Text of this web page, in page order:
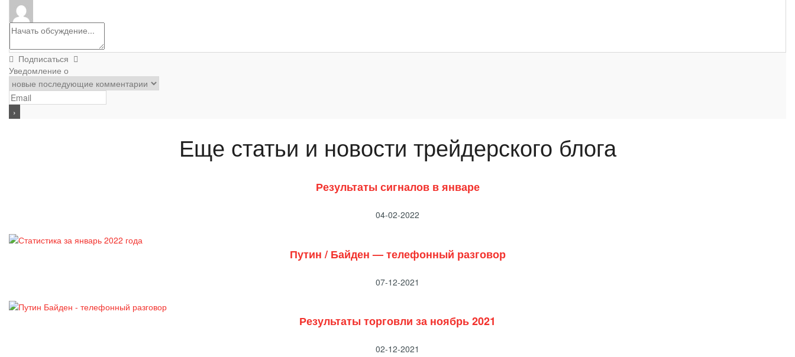
Подписаться
Уведомление о
Еще статьи и новости трейдерского блога
Результаты сигналов в январе
04-02-2022
Путин / Байден — телефонный разговор
07-12-2021
Результаты торговли за ноябрь 2021
02-12-2021